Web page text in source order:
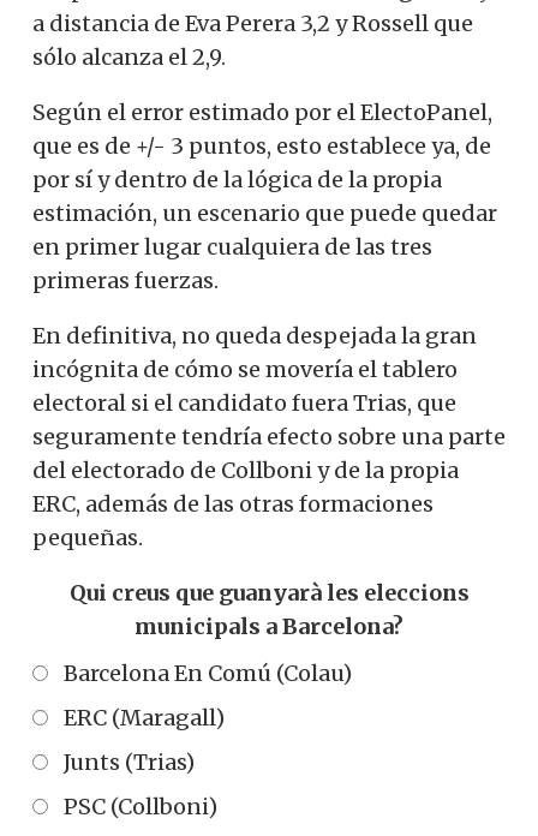
a distancia de Eva Perera 3,2 y Rossell que
sólo alcanza el 2,9.
Según el error estimado por el ElectoPanel,
que es de +/- 3 puntos, esto establece ya, de
por sí y dentro de la lógica de la propia
estimación, un escenario que puede quedar
en primer lugar cualquiera de las tres
primeras fuerzas.
En definitiva, no queda despejada la gran
incógnita de cómo se movería el tablero
electoral si el candidato fuera Trias, que
seguramente tendría efecto sobre una parte
del electorado de Collboni y de la propia
ERC, además de las otras formaciones
pequeñas.
Qui creus que guanyarà les eleccions
municipals a Barcelona?
Barcelona En Comú (Colau)
ERC (Maragall)
Junts (Trias)
PSC (Collboni)